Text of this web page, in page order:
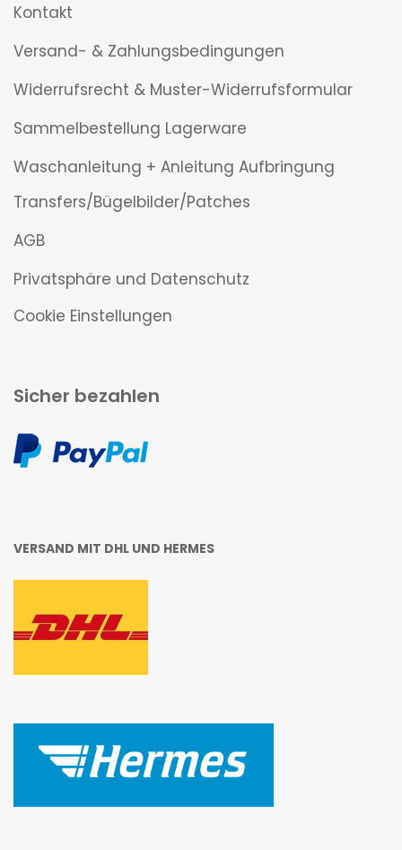
Kontakt
Versand- & Zahlungsbedingungen
Widerrufsrecht & Muster-Widerrufsformular
Sammelbestellung Lagerware
Waschanleitung + Anleitung Aufbringung
Transfers/Bügelbilder/Patches
AGB
Privatsphäre und Datenschutz
Cookie Einstellungen
Sicher bezahlen
VERSAND MIT DHL UND HERMES